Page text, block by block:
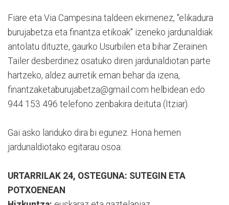
Fiare eta Via Campesina taldeen ekimenez, "elikadura
burujabetza eta finantza etikoak" izeneko jardunaldiak
antolatu dituzte, gaurko Usurbilen eta bihar Zerainen.
Tailer desberdinez osatuko diren jardunaldiotan parte
hartzeko, aldez aurretik eman behar da izena,
finantzaketaburujabetza@gmail.com helbidean edo
944 153 496 telefono zenbakira deituta (Itziar).
Gai asko landuko dira bi egunez. Hona hemen
jardunaldiotako egitarau osoa:
URTARRILAK 24, OSTEGUNA: SUTEGIN ETA
POTXOENEAN